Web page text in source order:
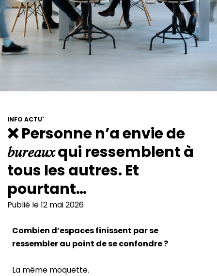
INFO ACTU'
❌ Personne n’a envie de
𝑏𝑢𝑟𝑒𝑎𝑢𝑥 qui ressemblent à
tous les autres. Et
pourtant…
Publié le 12 mai 2026
Combien d’espaces finissent par se
ressembler au point de se confondre ?
La même moquette.